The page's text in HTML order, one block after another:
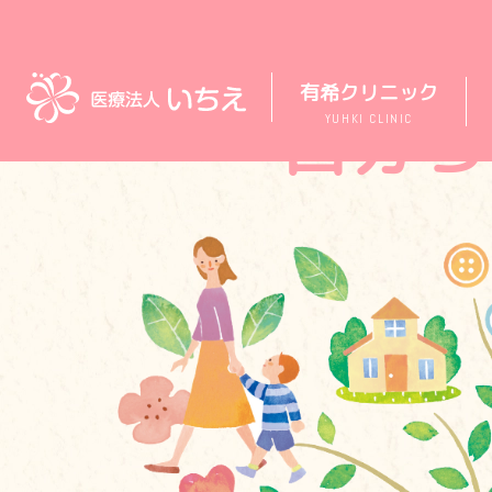
有希クリニック
YUHKI CLINIC
“自分